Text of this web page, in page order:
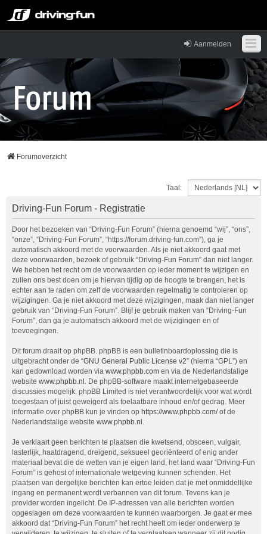
Aanmelden
Forumoverzicht
Taal:
Driving-Fun Forum - Registratie
Door het bezoeken van “Driving-Fun Forum” (hierna genoemd “wij”, “ons”,
“onze”, “Driving-Fun Forum”, “https://forum.driving-fun.com”), ga je
automatisch akkoord met de voorwaarden. Als je niet akkoord gaat met
deze voorwaarden, bezoek of gebruik “Driving-Fun Forum” dan niet langer.
We hebben het recht om de voorwaarden op ieder moment te wijzigen en
zullen ons best doen om je hiervan tijdig op de hoogte te brengen, het is
echter aan te raden om zelf de voorwaarden regelmatig te controleren op
wijzigingen. Ga je niet akkoord met deze wijzigingen, maak dan niet langer
gebruik van “Driving-Fun Forum”. Blijf je gebruik maken van “Driving-Fun
Forum”, dan ga je automatisch akkoord met de wijzigingen en of
toevoegingen.
Dit forum draait op phpBB. phpBB is een bulletinboardoplossing die is
uitgebracht onder de “GNU General Public License v2” (hierna “GPL”) en
kan gedownload worden via www.phpbb.com en via de Nederlandstalige
website www.phpbb.nl . De phpBB-software maakt internetgebaseerde
discussies mogelijk. phpBB Limited is niet verantwoordelijk voor wat wordt
toegestaan of juist geweigerd als toelaatbare inhoud en/of gedrag. Meer
informatie over phpBB kun je vinden op https://www.phpbb.com/of de
Nederlandstalige website www.phpbb.nl .
Je verklaart geen berichten te plaatsen die kwetsend, obsceen, vulgair,
lasterlijk, haatdragend, dreigend, seksueel georiënteerd of enig ander
materiaal bevat die de wetten van je eigen land, het land waar “Driving-Fun
Forum” is gehost of internationale wetgeving kunnen schenden. Het
plaatsen van dergelijke berichten kan ertoe leiden dat je met onmiddellijke
ingang en permanent wordt verbannen van dit forum. Tevens kan je
provider worden ingelicht. De IP-adressen van alle berichten worden
opgeslagen om deze voorwaarden te kunnen waarborgen. Je gaat er mee
akkoord dat “Driving-Fun Forum” het recht heeft om ieder onderwerp te